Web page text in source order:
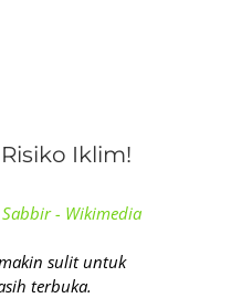
Iklim!
sulit untuk
terbuka.